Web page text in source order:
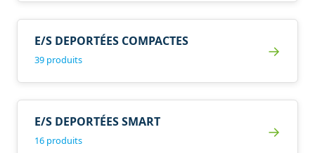
E/S DEPORTÉES COMPACTES
39 produits →
E/S DEPORTÉES SMART
16 produits →